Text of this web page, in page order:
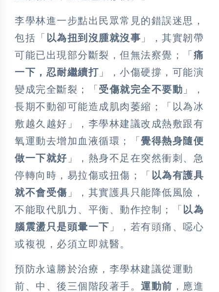
李學林進一步點出民眾常見的錯誤迷思，
包括「 以為扭到沒腫就沒事 」，其實韌帶
可能已出現部分斷裂，但無法察覺；「 痛
一下，忍耐繼續打 」，小傷硬撐，可能演
變成完全斷裂；「 受傷就完全不要動 」，
長期不動卻可能造成肌肉萎縮；「以為冰
敷越久越好」，李學林建議改成熱敷跟有
氧運動去增加血液循環；「 覺得熱身隨便
做一下就好 」，熱身不足在突然衝刺、急
停轉向時，易拉傷或扭傷；「 以為有護具
就不會受傷 」，其實護具只能降低風險，
不能取代肌力、平衡、動作控制；「 以為
腦震盪只是頭暈一下 」，若有頭痛、噁心
或複視，必須立即就醫。
預防永遠勝於治療，李學林建議從運動
前、中、後三個階段著手。 運動前 ，應進